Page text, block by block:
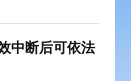
中断后可依法